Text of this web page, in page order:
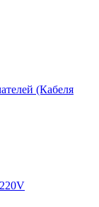
(Кабеля